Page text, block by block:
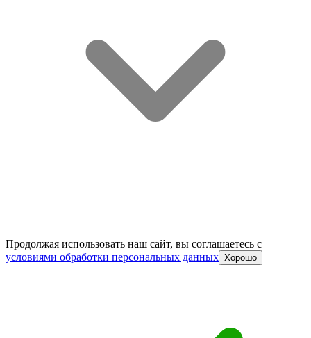
Продолжая использовать наш сайт, вы соглашаетесь c
условиями обработки персональных данных Хорошо